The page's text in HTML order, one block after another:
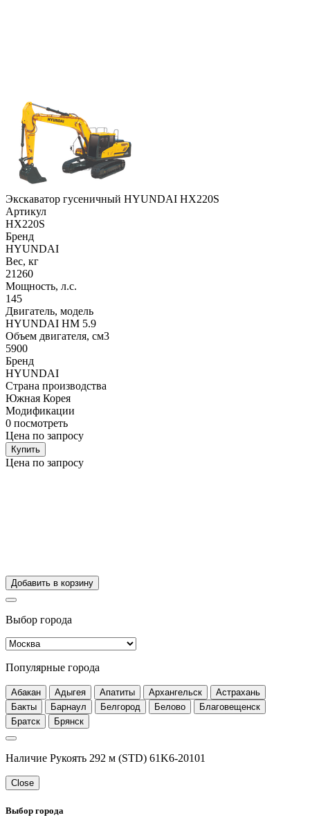
Экскаватор гусеничный HYUNDAI HX220S
Артикул
HX220S
Бренд
HYUNDAI
Вес, кг
21260
Мощность, л.с.
145
Двигатель, модель
HYUNDAI HM 5.9
Объем двигателя, см3
5900
Бренд
HYUNDAI
Страна производства
Южная Корея
Модификации
0 посмотреть
Цена по запросу
Купить
Цена по запросу
Добавить в корзину
Выбор города
Популярные города
Абакан Адыгея Апатиты Архангельск
Астрахань
Бакты
Барнаул Белгород Белово
Благовещенск
Братск
Брянск
Наличие Рукоять 292 м (STD) 61K6-20101
Close
Выбор города